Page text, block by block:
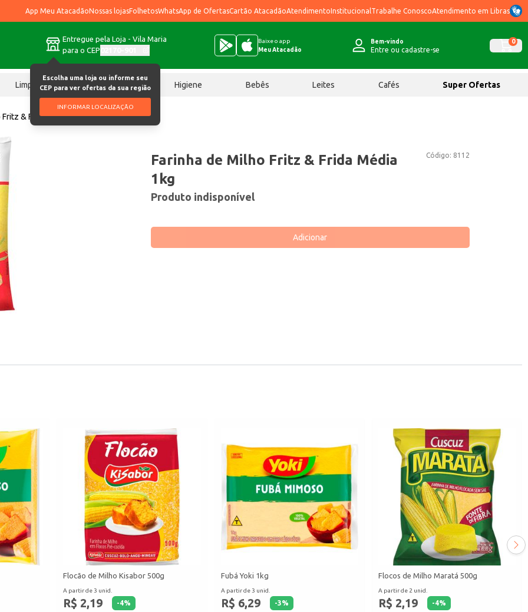
App Meu AtacadãoNossas lojasFolhetosWhatsApp de OfertasCartão AtacadãoAtendimentoInstitucional Trabalhe ConoscoAtendimento em Libras
Entregue pela Loja - Vila Maria
para o CEP
Escolha uma loja ou informe seu
CEP para ver ofertas da sua região
INFORMAR LOCALIZAÇÃO
Baixe o app
Meu Atacadão
Bem-vindo
Entre ou cadastre-se
0
Limpeza Chocolates Higiene Bebês Leites Cafés Super Ofertas
Fritz & Frida Média 1kg
Código: 8112
Farinha de Milho Fritz & Frida Média
1kg
Produto indisponível
Adicionar
Flocão de Milho Kisabor 500g
A partir de 3 unid.
R$ 2,19 -4%
Fubá Yoki 1kg
A partir de 3 unid.
R$ 6,29 -3%
Flocos de Milho Maratá 500g
A partir de 2 unid.
R$ 2,19 -4%